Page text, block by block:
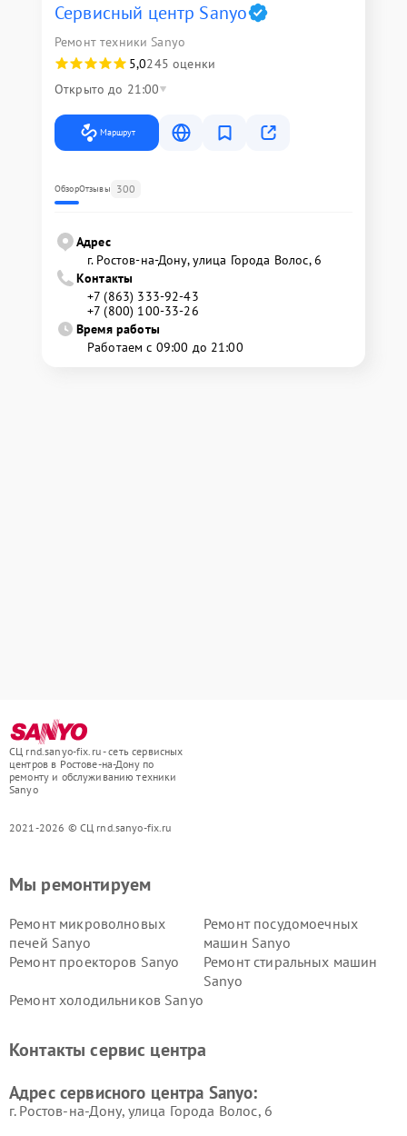
Сервисный центр Sanyo
Ремонт техники Sanyo
5,0245 оценки
Открыто до 21:00
Маршрут
ОбзорОтзывы 300
Адрес
г. Ростов-на-Дону, улица Города Волос, 6
Контакты
+7 (863) 333-92-43
+7 (800) 100-33-26
Время работы
Работаем с 09:00 до 21:00
СЦ rnd.sanyo-fix.ru - сеть сервисных
центров в Ростове-на-Дону по
ремонту и обслуживанию техники
Sanyo
2021-2026 © СЦ rnd.sanyo-fix.ru
Мы ремонтируем
Ремонт микроволновых
печей Sanyo
Ремонт посудомоечных
машин Sanyo
Ремонт проекторов Sanyo
Ремонт стиральных машин
Sanyo
Ремонт холодильников Sanyo
Контакты сервис центра
Адрес сервисного центра Sanyo:
г. Ростов-на-Дону, улица Города Волос, 6